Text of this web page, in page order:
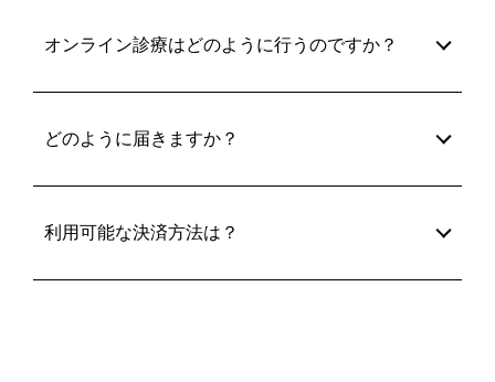
オンライン診療はどのように行うのですか？
どのように届きますか？
利用可能な決済方法は？